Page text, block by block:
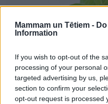
Mammam un Tētiem -
Information
If you wish to opt-out of the
processing of your personal
targeted advertising by us,
section to confirm your
opt-out request is processed